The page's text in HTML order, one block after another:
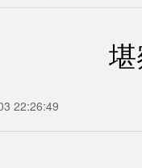
22:26:49